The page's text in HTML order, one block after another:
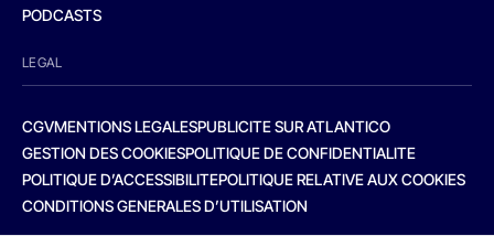
PODCASTS
LEGAL
CGVMENTIONS LEGALESPUBLICITE SUR ATLANTICO
GESTION DES COOKIESPOLITIQUE DE CONFIDENTIALITE
POLITIQUE D’ACCESSIBILITEPOLITIQUE RELATIVE AUX COOKIES
CONDITIONS GENERALES D’UTILISATION